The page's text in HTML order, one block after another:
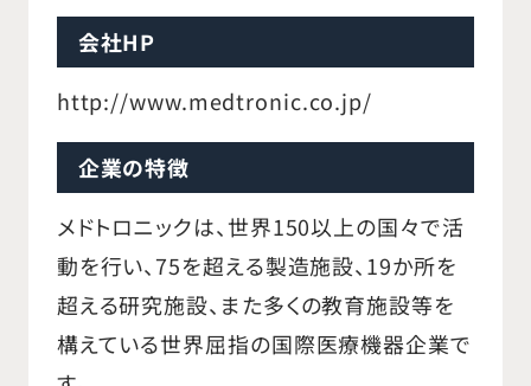
会社HP
http://www.medtronic.co.jp/
企業の特徴
メドトロニックは、世界150以上の国々で活
動を行い、75を超える製造施設、19か所を
超える研究施設、また多くの教育施設等を
構えている世界屈指の国際医療機器企業で